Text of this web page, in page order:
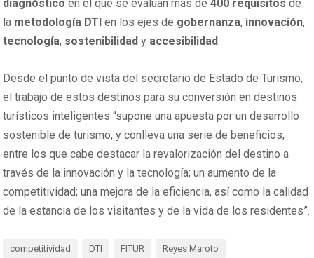
diagnóstico en el que se evalúan más de400 requisitos de
la metodología DTI en los ejes de gobernanza, innovación,
tecnología, sostenibilidad y accesibilidad.
Desde el punto de vista del secretario de Estado de Turismo,
el trabajo de estos destinos para su conversión en destinos
turísticos inteligentes “supone una apuesta por un desarrollo
sostenible de turismo, y conlleva una serie de beneficios,
entre los que cabe destacar la revalorización del destino a
través de la innovación y la tecnología; un aumento de la
competitividad; una mejora de la eficiencia, así como la calidad
de la estancia de los visitantes y de la vida de los residentes”.
competitividad DTI FITUR Reyes Maroto